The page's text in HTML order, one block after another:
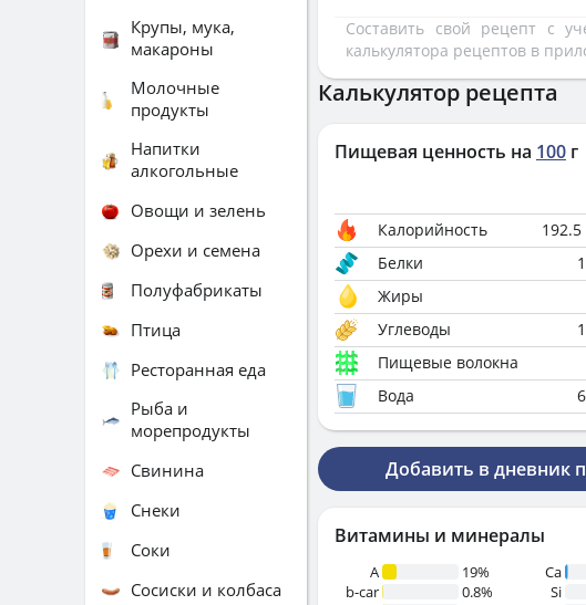
Составить свой рецепт с
калькулятора рецептов в
Калькулятор рецепта
Пищевая ценность на 100 г
Калорийность 192.5
Белки
Жиры
Углеводы
Пищевые волокна
Вода
Добавить в дневник
Витамины и минералы
A
19%
b-car
0.8%
Ca
Si
Крупы, мука,
макароны
Молочные
продукты
Напитки
алкогольные
Овощи и зелень
Орехи и семена
Полуфабрикаты
Птица
Ресторанная еда
Рыба и
морепродукты
Свинина
Снеки
Соки
Сосиски и колбаса